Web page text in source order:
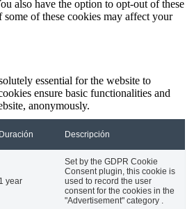
also have the option to opt-out of these
of these cookies may affect your
essential for the website to
ensure basic functionalities and
anonymously.
Duración Descripción
1 year
Set by the GDPR Cookie
Consent plugin, this cookie is
used to record the user
consent for the cookies in the
"Advertisement" category .